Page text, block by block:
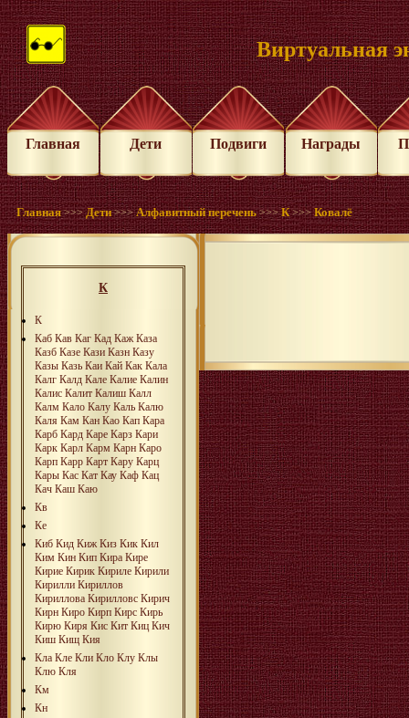
Виртуальная
Главная Дети Подвиги Награды
Главная >>>Дети >>>Алфавитный перечень >>>К >>>Ковалё
К
К
Каб Кав Каг Кад Каж Каза
Казб Казе Кази Казн Казу
Казы Казь Каи Кай Как Кала
Калг Калд Кале Калие Калин
Калис Калит Калиш Калл
Калм Кало Калу Каль Калю
Каля Кам Кан Као Кап Кара
Карб Кард Каре Карз Кари
Карк Карл Карм Карн Каро
Карп Карр Карт Кару Карц
Кары Кас Кат Кау Каф Кац
Кач Каш Каю
Кв
Ке
Киб Кид Киж Киз Кик Кил
Ким Кин Кип Кира Кире
Кирие Кирик Кириле Кирили
Кирилли Кириллов
Кириллова Кирилловс Кирич
Кирн Киро Кирп Кирс Кирь
Кирю Киря Кис Кит Киц Кич
Киш Кищ Кия
Кла Кле Кли Кло Клу Клы
Клю Кля
Км
Кн